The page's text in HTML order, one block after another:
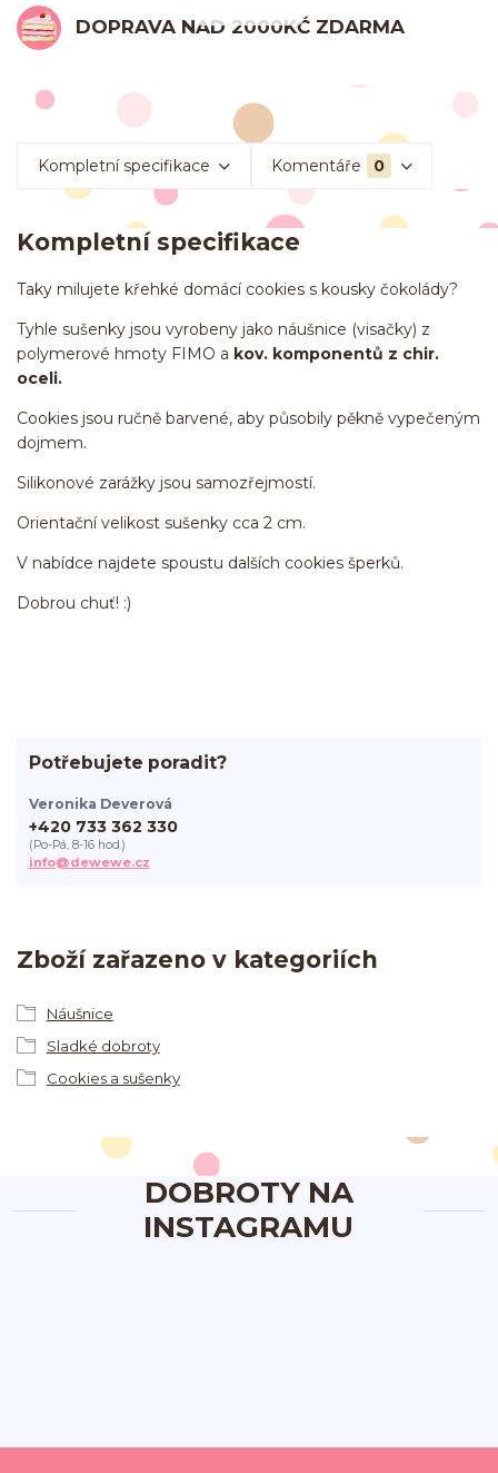
DOPRAVA NAD 2000KČ ZDARMA
Kompletní specifikace Komentáře 0
Kompletní specifikace
Taky milujete křehké domácí cookies s kousky čokolády?
Tyhle sušenky jsou vyrobeny jako náušnice (visačky) z
polymerové hmoty FIMO a kov. komponentů z chir.
oceli.
Cookies jsou ručně barvené, aby působily pěkně vypečeným
dojmem.
Silikonové zarážky jsou samozřejmostí.
Orientační velikost sušenky cca 2 cm.
V nabídce najdete spoustu dalších cookies šperků.
Dobrou chuť! :)
Zboží zařazeno v kategoriích
Náušnice
Sladké dobroty
Cookies a sušenky
Potřebujete poradit?
Veronika Deverová
+420 733 362 330
(Po-Pá, 8-16 hod.)
info@dewewe.cz
DOBROTY NA
INSTAGRAMU